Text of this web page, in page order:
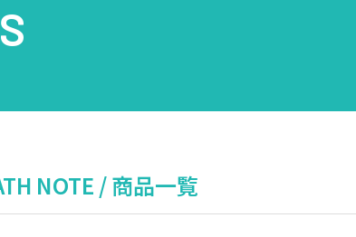
NOTE / 商品一覧